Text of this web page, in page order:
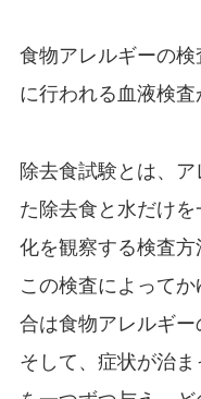
食物アレルギーの
に行われる血液検査
除去食試験とは、
た除去食と水だけ
化を観察する検査方
この検査によって
合は食物アレルギー
そして、症状が治